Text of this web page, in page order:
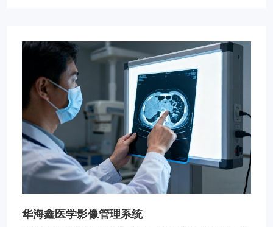
华海鑫医学影像管理系统